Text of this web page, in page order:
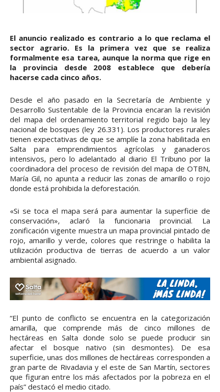
El anuncio realizado es contrario a lo que reclama el
sector agrario. Es la primera vez que se realiza
formalmente esa tarea, aunque la norma que rige en
la provincia desde 2008 establece que debería
hacerse cada cinco años.
Desde el año pasado en la Secretaría de Ambiente y
Desarrollo Sustentable de la Provincia encaran la revisión
del mapa del ordenamiento territorial regido bajo la ley
nacional de bosques (ley 26.331). Los productores rurales
tienen expectativas de que se amplíe la zona habilitada en
Salta para emprendimientos agrícolas y ganaderos
intensivos, pero lo adelantado al diario El Tribuno por la
coordinadora del proceso de revisión del mapa de OTBN,
María Gil, no apunta a reducir las zonas de amarillo o rojo
donde está prohibida la deforestación.
«Si se toca el mapa será para aumentar la superficie de
conservación», aclaró la funcionaria provincial. La
zonificación vigente muestra un mapa provincial pintado de
rojo, amarillo y verde, colores que restringe o habilita la
utilización productiva de tierras de acuerdo a un valor
ambiental asignado.
“El punto de conflicto se encuentra en la categorización
amarilla, que comprende más de cinco millones de
hectáreas en Salta donde solo se puede producir sin
afectar el bosque nativo (sin desmontes). De esa
superficie, unas dos millones de hectáreas corresponden a
gran parte de Rivadavia y el este de San Martín, sectores
que figuran entre los más afectados por la pobreza en el
país” destacó el medio citado.